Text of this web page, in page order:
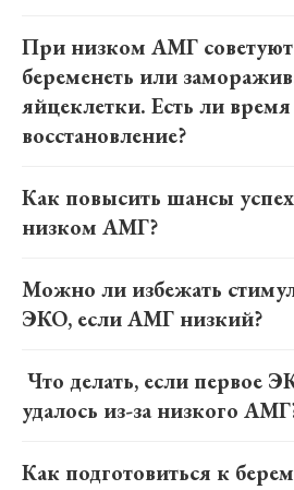
При низком АМГ
беременеть или
яйцеклетки. Есть ли
восстановление?
Как повысить шансы
низком АМГ?
Можно ли избежать
ЭКО, если АМГ низкий?
Что делать, если первое
удалось из-за низкого
Как подготовиться к